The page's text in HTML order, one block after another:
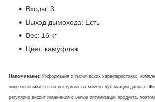
Входы: 3
Выход дымохода: Есть
Вес: 16 кг
Цвет: камуфляж
Напоминание: Информация о технических характеристиках,
виде основывается на доступных на момент публикации данных.
регулярно вносит изменения с целью оптимизации продукта,